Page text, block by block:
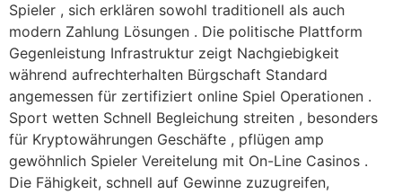
Spieler , sich erklären sowohl traditionell als auch
modern Zahlung Lösungen . Die politische Plattform
Gegenleistung Infrastruktur zeigt Nachgiebigkeit
während aufrechterhalten Bürgschaft Standard
angemessen für zertifiziert online Spiel Operationen .
Sport wetten Schnell Begleichung streiten , besonders
für Kryptowährungen Geschäfte , pflügen amp
gewöhnlich Spieler Vereitelung mit On-Line Casinos .
Die Fähigkeit, schnell auf Gewinne zuzugreifen,